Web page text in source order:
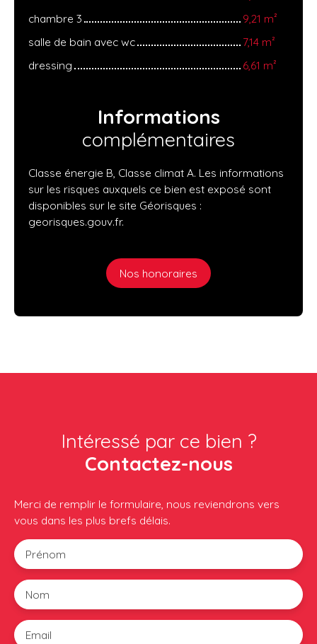
chambre 3
9,21 m²
salle de bain avec wc
7,14 m²
dressing
6,61 m²
Informations
complémentaires
Classe énergie B, Classe climat A. Les informations
sur les risques auxquels ce bien est exposé sont
disponibles sur le site Géorisques :
georisques.gouv.fr.
Nos honoraires
Intéressé par ce bien ?
Contactez-nous
Merci de remplir le formulaire, nous reviendrons vers
vous dans les plus brefs délais.
Prénom
Nom
Email